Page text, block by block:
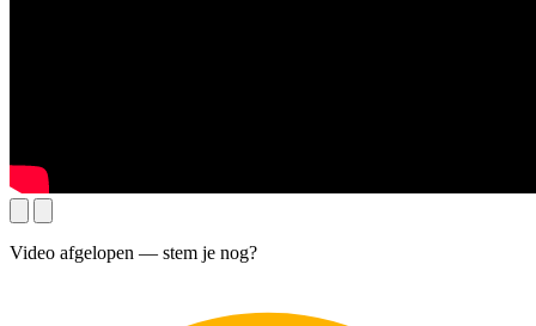
Video afgelopen — stem je nog?